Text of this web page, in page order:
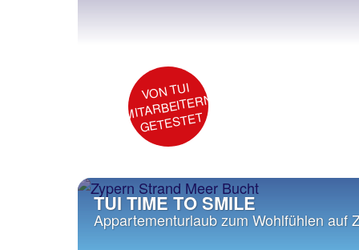
VON TUI
MITARBEITERN
GETESTET
TUI TIME TO SMILE
Appartementurlaub zum Wohlfühlen auf